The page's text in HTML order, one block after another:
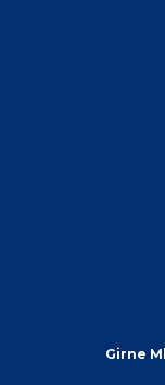
Girne